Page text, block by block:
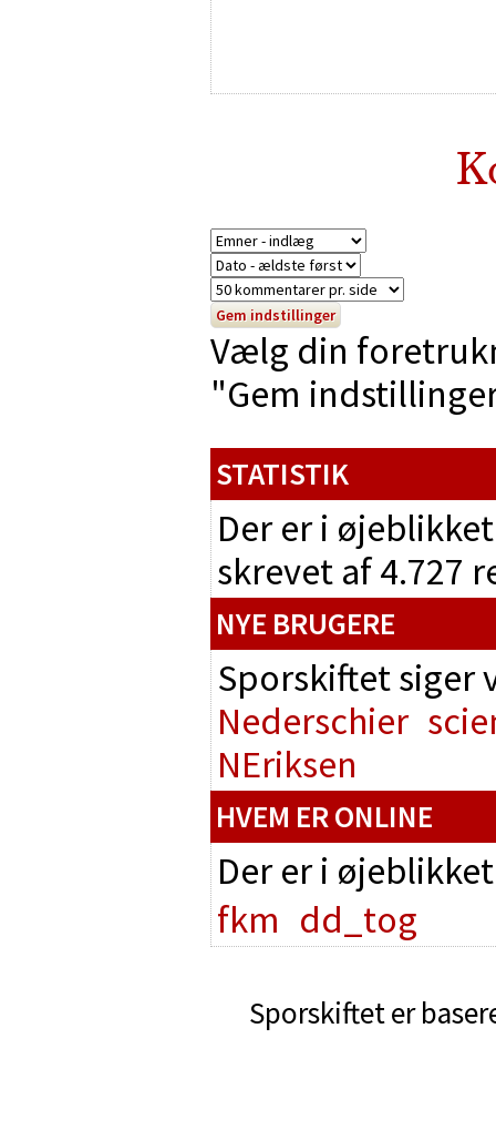
Vælg din
"Gem
STATISTIK
Der er i
skrevet af 4.727
NYE BRUGERE
Sporskiftet
Nederschier
NEriksen
HVEM ER ONLINE
Der er i
fkm dd_tog
Sporskiftet er